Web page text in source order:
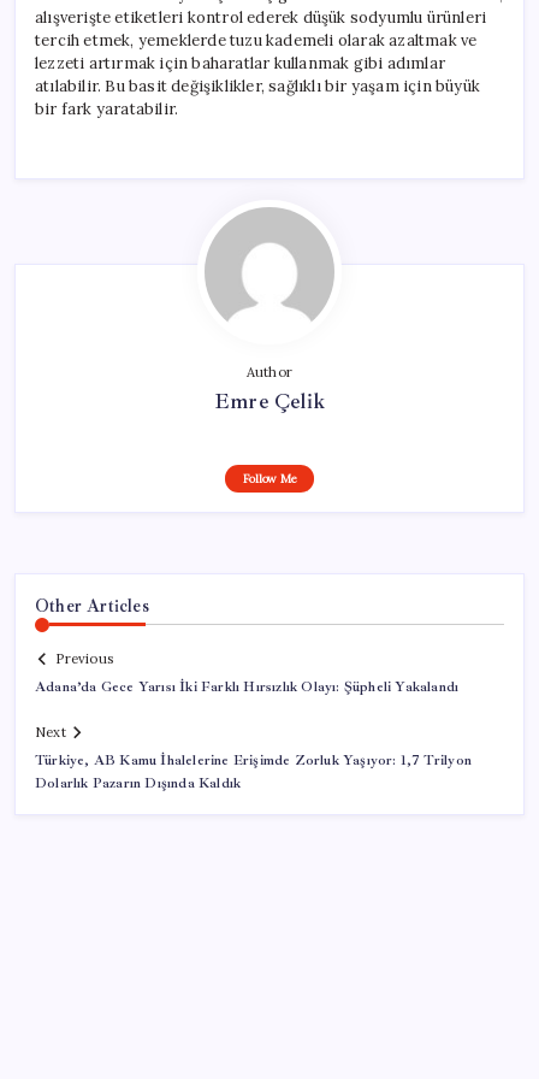
alışverişte etiketleri kontrol ederek düşük sodyumlu ürünleri
tercih etmek, yemeklerde tuzu kademeli olarak azaltmak ve
lezzeti artırmak için baharatlar kullanmak gibi adımlar
atılabilir. Bu basit değişiklikler, sağlıklı bir yaşam için büyük
bir fark yaratabilir.
Author
Emre Çelik
Follow Me
Other Articles
Previous
Adana’da Gece Yarısı İki Farklı Hırsızlık Olayı: Şüpheli Yakalandı
Next
Türkiye, AB Kamu İhalelerine Erişimde Zorluk Yaşıyor: 1,7 Trilyon
Dolarlık Pazarın Dışında Kaldık